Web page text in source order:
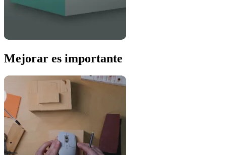
Mejorar es importante